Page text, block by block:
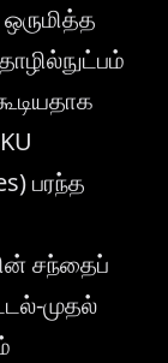
பரந்த
சந்தைப்
முதல்